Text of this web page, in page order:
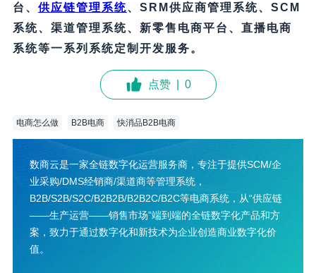
台、 供应链管理系统、 SRM 供应商管理系统、 SCM
系统、 渠道管理系统、 新零售电商平台、直播电商
系统等一系列系统定制开发服务。
点赞 0
电商怎么做 B2B电商 快消品B2B电商
数商云是一家全链数字化运营服务商，专注于提供SCM/企
业采购/DMS经销商/渠道商等管理系统，
B2B/S2B/S2C/B2B2B/B2B2C/B2C等电商系统，从“供应链
——生产运营——销售市场”端到端的全链数字化产品和方
案，致力于通过数字化和新技术为企业创造商业数字化价
值。